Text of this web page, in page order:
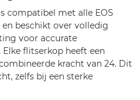
compatibel met alle EOS
beschikt over volledig
voor accurate
flitserkop heeft een
kracht van 24. Dit
zelfs bij een sterke